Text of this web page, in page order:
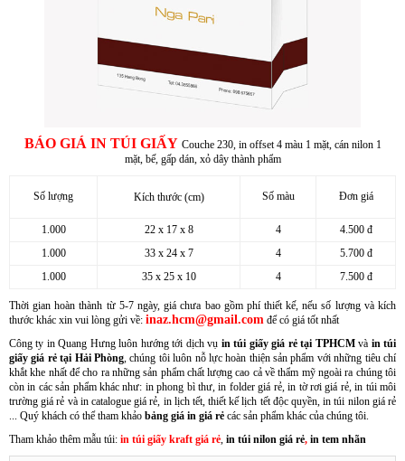
BÁO GIÁ IN TÚI GIẤY Couche 230, in offset 4 màu 1 mặt, cán nilon 1
mặt, bế, gấp dán, xỏ dây thành phẩm
Số lượng Kích thước (cm) Số màu Đơn giá
1.000 22 x 17 x 8 4
4.500 đ
1.000
33 x 24 x 7 4
5.700 đ
1.000
35 x 25 x 10 4 7.500 đ
Thời gian hoàn thành từ 5-7 ngày, giá chưa bao gồm phí thiết kế, nếu số lượng và kích
thước khác xin vui lòng gửi về: inaz.hcm@gmail.com để có giá tốt nhất
Công ty in Quang Hưng luôn hướng tới dịch vụ in túi giấy giá rẻ tại TPHCMvà in túi
giấy giá rẻ tại Hải Phòng, chúng tôi luôn nỗ lực hoàn thiện sản phẩm với những tiêu chí
khắt khe nhất để cho ra những sản phẩm chất lượng cao cả về thẩm mỹ ngoài ra chúng tôi
còn in các sản phẩm khác như: in phong bì thư, in folder giá rẻ, in tờ rơi giá rẻ, in túi môi
trường giá rẻ và in catalogue giá rẻ, in lịch tết, thiết kế lịch tết độc quyền, in túi nilon giá rẻ
... Quý khách có thể tham khảo bảng giá in giá rẻ các sản phẩm khác của chúng tôi.
Tham khảo thêm mẫu túi: in túi giấy kraft giá rẻ, in túi nilon giá rẻ, in tem nhãn
Sample hanger, Bảng treo mẫu vải
Hanger quảng cáo treo trần nhà
Xưởng sản xuất hanger túi nhựa pvc quảng cáo sản phẩm